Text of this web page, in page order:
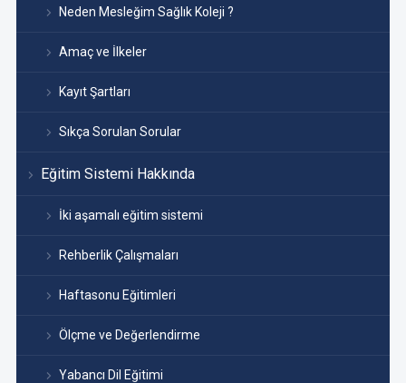
Neden Mesleğim Sağlık Koleji ?
Amaç ve İlkeler
Kayıt Şartları
Sıkça Sorulan Sorular
Eğitim Sistemi Hakkında
İki aşamalı eğitim sistemi
Rehberlik Çalışmaları
Haftasonu Eğitimleri
Ölçme ve Değerlendirme
Yabancı Dil Eğitimi